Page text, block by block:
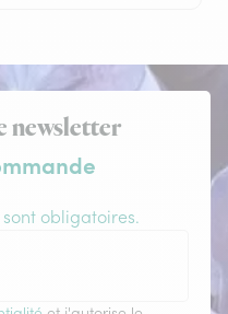
newsletter
obligatoires.